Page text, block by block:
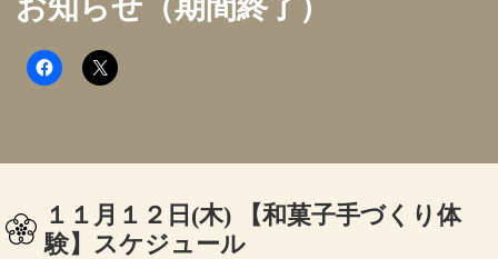
お知らせ（期間終了）
１１月１２日(木) 【和菓子手づくり体
験】スケジュール